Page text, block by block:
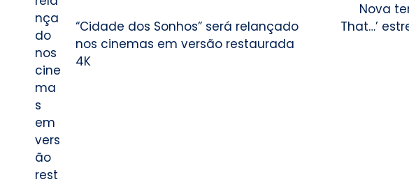
“Cidade dos Sonhos” será relançado
nos cinemas em versão restaurada
4K
Nova
That…’